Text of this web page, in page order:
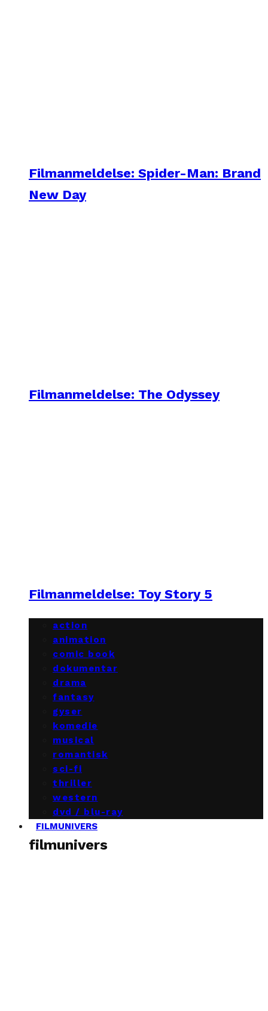
Filmanmeldelse: Spider-Man: Brand
New Day
Filmanmeldelse: The Odyssey
Filmanmeldelse: Toy Story 5
action
animation
comic book
dokumentar
drama
fantasy
gyser
komedie
musical
romantisk
sci-fi
thriller
western
dvd / blu-ray
FILMUNIVERS
filmunivers